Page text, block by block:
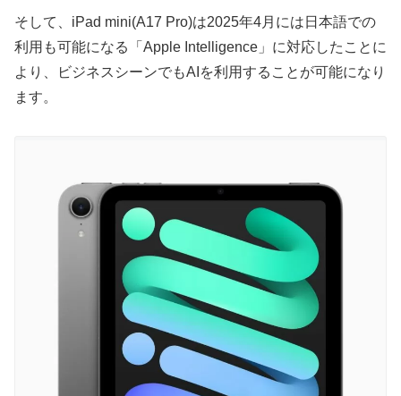
そして、iPad mini(A17 Pro)は2025年4月には日本語での
利用も可能になる「Apple Intelligence」に対応したことに
より、ビジネスシーンでもAIを利用することが可能になり
ます。